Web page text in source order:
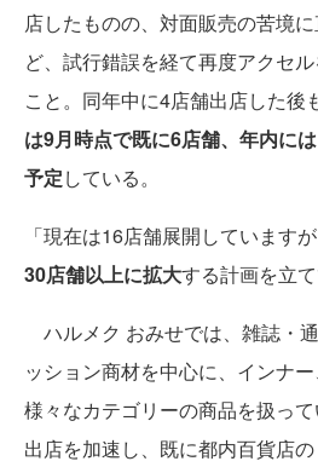
店したものの、対面販売の苦境
ど、試行錯誤を経て再度アクセ
こと。同年中に4店舗出店した後
は9月時点で既に6店舗、年内に
予定している。
「現在は16店舗展開しています
30店舗以上に拡大する計画を立て
ハルメク おみせでは、雑誌・
ッション商材を中心に、インナー
様々なカテゴリーの商品を扱っ
出店を加速し、既に都内百貨店